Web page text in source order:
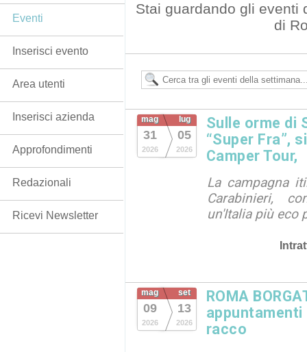
Stai guardando gli eventi
di
mag
31
2026
lug
05
2026
Sulle orme di
“Super Fra”,
Camper Tour,
La campagna
Carabinieri,
un'Italia più eco
mag
09
2026
set
13
2026
ROMA
racco
Eventi
Inserisci evento
Area utenti
Inserisci azienda
Approfondimenti
Redazionali
Ricevi Newsletter